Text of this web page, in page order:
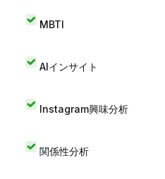
MBTI
AIインサイト
Instagram興味分析
関係性分析